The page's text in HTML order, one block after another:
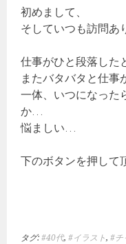
初めまして、
そしていつも訪問あ
仕事がひと段落した
またバタバタと仕
一体、いつになった
か…
悩ましい…
下のボタンを押して
タグ:#40代,#イラスト,#チ